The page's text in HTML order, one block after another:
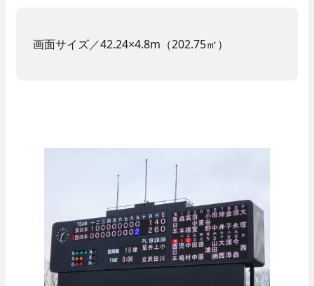
画面サイズ／42.24×4.8m（202.75㎡）